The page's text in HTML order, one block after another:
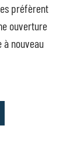
préfèrent
ouverture
nouveau